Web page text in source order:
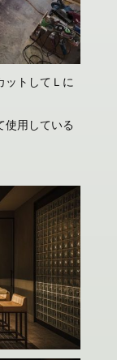
ットしてＬに
使用している